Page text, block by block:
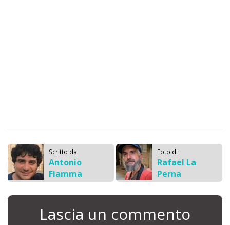
Scritto da
Antonio
Fiamma
Foto di
Rafael La
Perna
Lascia un commento